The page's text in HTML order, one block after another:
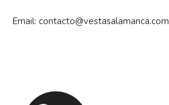
Email: contacto@vestasalamanca.com